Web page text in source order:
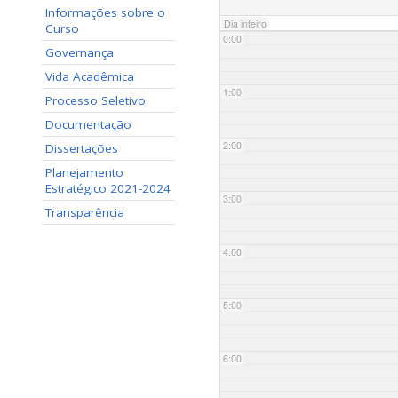
Informações sobre o
Curso
Governança
Vida Acadêmica
Processo Seletivo
Documentação
Dissertações
Planejamento
Estratégico 2021-2024
Transparência
Dia inteiro
0:00
1:00
2:00
3:00
4:00
5:00
6:00